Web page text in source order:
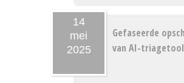
14
mei
2025
Gefaseerde
van AI-triagetool